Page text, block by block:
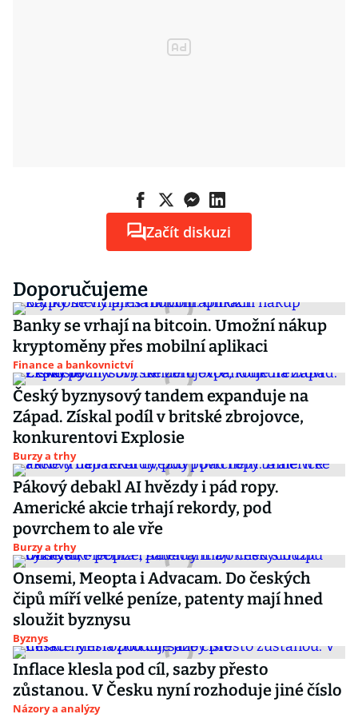
Začít diskuzi
Doporučujeme
Banky se vrhají na bitcoin. Umožní nákup
kryptoměny přes mobilní aplikaci
Finance a bankovnictví
Český byznysový tandem expanduje na
Západ. Získal podíl v britské zbrojovce,
konkurentovi Explosie
Burzy a trhy
Pákový debakl AI hvězdy i pád ropy.
Americké akcie trhají rekordy, pod
povrchem to ale vře
Burzy a trhy
Onsemi, Meopta i Advacam. Do českých
čipů míří velké peníze, patenty mají hned
sloužit byznysu
Byznys
Inflace klesla pod cíl, sazby přesto
zůstanou. V Česku nyní rozhoduje jiné číslo
Názory a analýzy